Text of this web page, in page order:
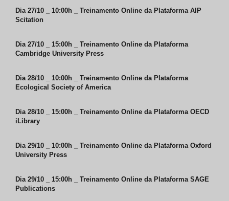
Dia 27/10 _ 10:00h _ Treinamento Online da Plataforma AIP
Scitation
Dia 27/10 _ 15:00h _ Treinamento Online da Plataforma
Cambridge University Press
Dia 28/10 _ 10:00h _ Treinamento Online da Plataforma
Ecological Society of America
Dia 28/10 _ 15:00h _ Treinamento Online da Plataforma OECD
iLibrary
Dia 29/10 _ 10:00h _ Treinamento Online da Plataforma Oxford
University Press
Dia 29/10 _ 15:00h _ Treinamento Online da Plataforma SAGE
Publications